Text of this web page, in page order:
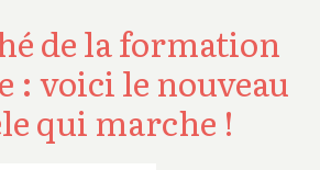
de la formation
: voici le nouveau
qui marche !